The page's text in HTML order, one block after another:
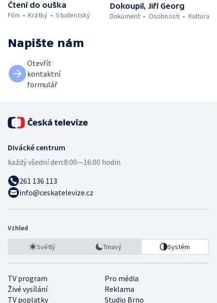
Čtení do ouška
Film
Krátký Studentský
Dokoupil, Jiří Georg
Dokument
Osobnosti Kultura
Napište nám
Otevřít
kontaktní
formulář
Divácké centrum
každý všední den:8:00—16:00 hodin
261 136 113
info@ceskatelevize.cz
Vzhled
Světlý Tmavý Systém
TV program
Pro média
Živé vysílání
Reklama
TV poplatky
Studio Brno